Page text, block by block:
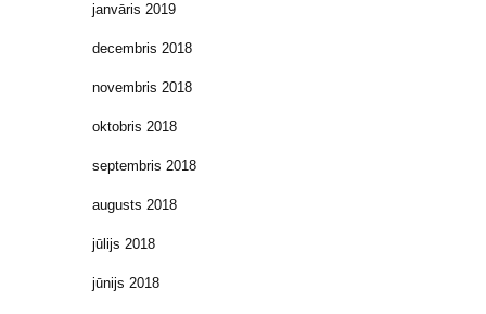
janvāris 2019
decembris 2018
novembris 2018
oktobris 2018
septembris 2018
augusts 2018
jūlijs 2018
jūnijs 2018